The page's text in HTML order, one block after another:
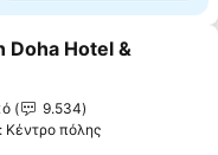
στα αγαπημένα
Doha Hotel &
9.534
Κέντρο πόλης